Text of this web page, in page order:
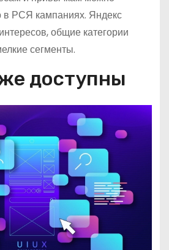
в РСЯ кампаниях. Яндекс
общие категории
сегменты.
доступны